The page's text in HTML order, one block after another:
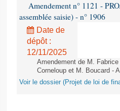
Amendement n° 1121 -
assemblée saisie) - n° 1906
Date de
dépôt :
12/11/2025
Amendement de M.
Corneloup et M. Boucard -
Voir le dossier (Projet de loi de